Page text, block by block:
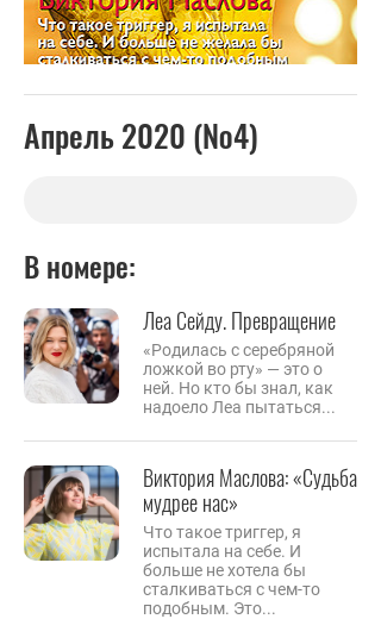
Апрель 2020 (№4)
В номере:
Леа Сейду. Превращение
«Родилась с серебряной
ложкой во рту» — это о
ней. Но кто бы знал, как
надоело Леа пытаться...
Виктория Маслова: «Судьба
мудрее нас»
Что такое триггер, я
испытала на себе. И
больше не хотела бы
сталкиваться с чем-то
подобным. Это...